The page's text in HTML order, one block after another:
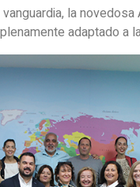
la
adaptado a